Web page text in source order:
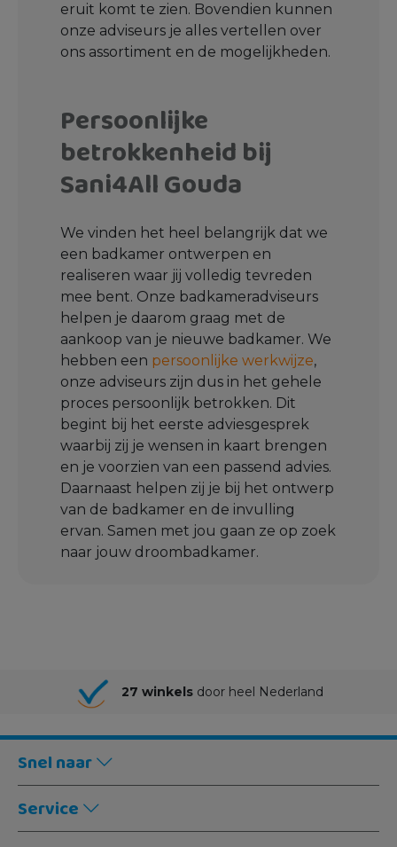
eruit komt te zien. Bovendien kunnen
onze adviseurs je alles vertellen over
ons assortiment en de mogelijkheden.
Persoonlijke
betrokkenheid bij
Sani4All Gouda
We vinden het heel belangrijk dat we
een badkamer ontwerpen en
realiseren waar jij volledig tevreden
mee bent. Onze badkameradviseurs
helpen je daarom graag met de
aankoop van je nieuwe badkamer. We
hebben een persoonlijke werkwijze,
onze adviseurs zijn dus in het gehele
proces persoonlijk betrokken. Dit
begint bij het eerste adviesgesprek
waarbij zij je wensen in kaart brengen
en je voorzien van een passend advies.
Daarnaast helpen zij je bij het ontwerp
van de badkamer en de invulling
ervan. Samen met jou gaan ze op zoek
naar jouw droombadkamer.
27 winkels door heel Nederland
Snel naar
Service